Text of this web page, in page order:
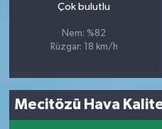
Çok bulutlu
Nem: %82
Rüzgar: 18 km/h
Mecitözü Hava